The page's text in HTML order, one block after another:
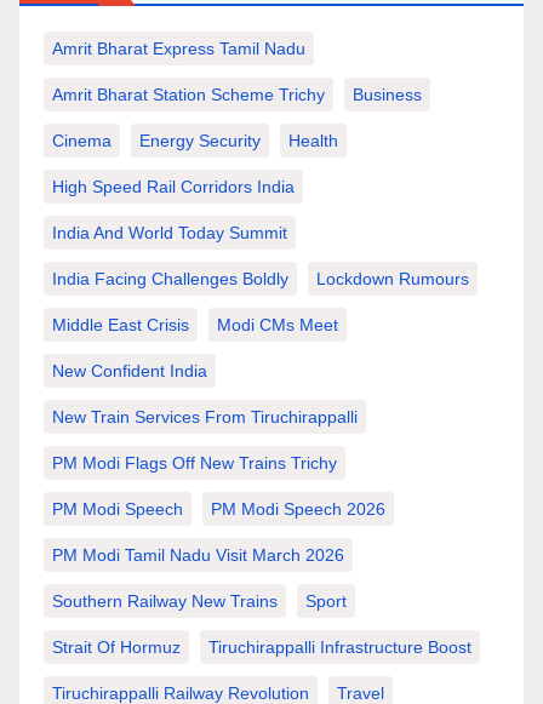
Amrit Bharat Express Tamil Nadu
Amrit Bharat Station Scheme Trichy Business
Cinema Energy Security Health
High Speed Rail Corridors India
India And World Today Summit
India Facing Challenges Boldly Lockdown Rumours
Middle East Crisis Modi CMs Meet
New Confident India
New Train Services From Tiruchirappalli
PM Modi Flags Off New Trains Trichy
PM Modi Speech PM Modi Speech 2026
PM Modi Tamil Nadu Visit March 2026
Southern Railway New Trains Sport
Strait Of Hormuz Tiruchirappalli Infrastructure Boost
Tiruchirappalli Railway Revolution Travel